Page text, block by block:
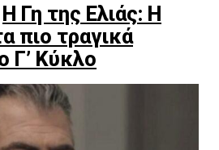
Η Γη της Ελιάς: Η
πιο τραγικά
Γ’ Κύκλο